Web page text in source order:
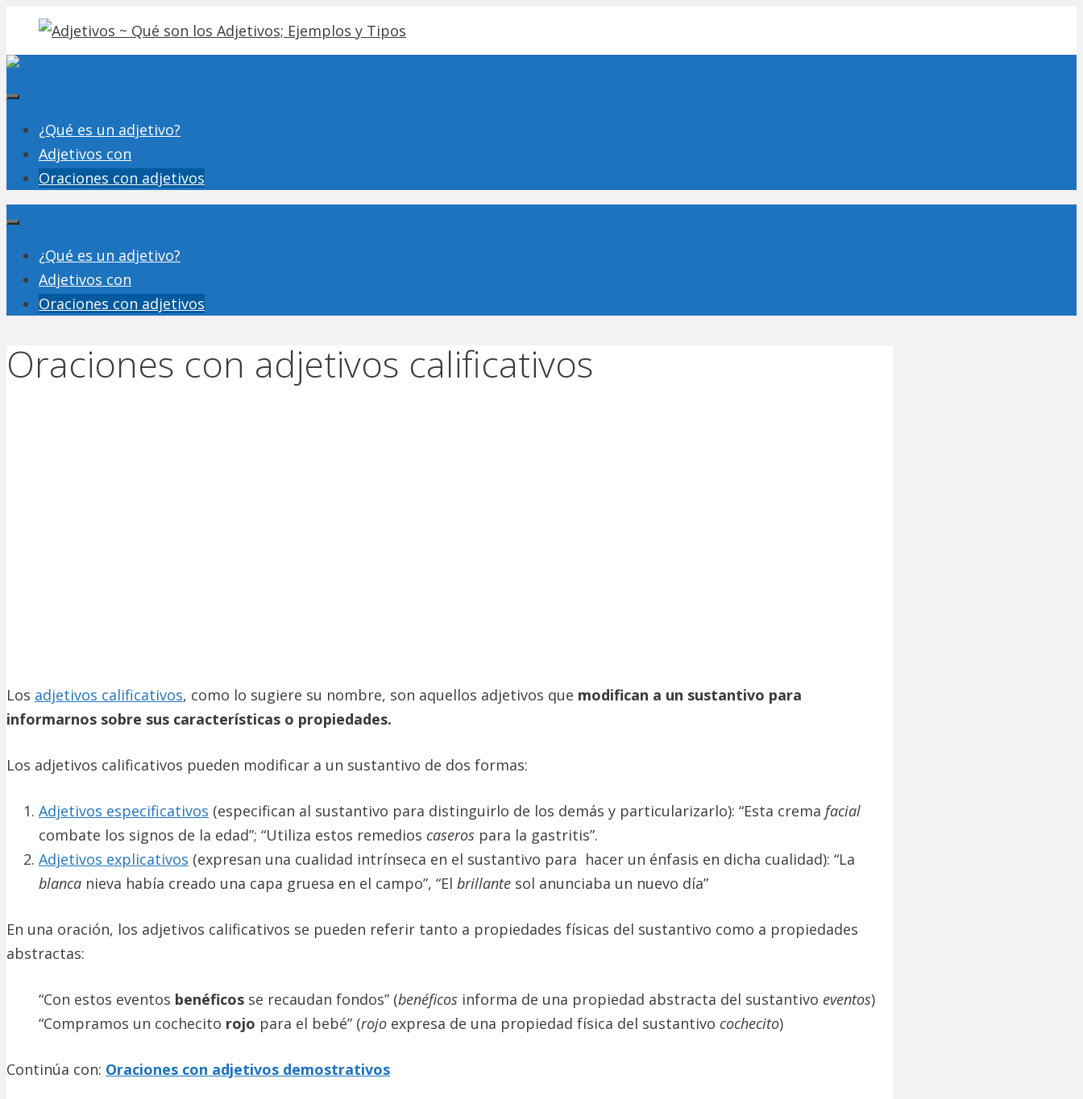
Saltar
contenido
Menu
¿Qué es un adjetivo?
Adjetivos con
Oraciones con adjetivos
Menú
¿Qué es un adjetivo?
Adjetivos con
Oraciones con adjetivos
Oraciones con adjetivos calificativos
Los adjetivos calificativos, como lo sugiere su nombre, son aquellos adjetivos que modifican a un sustantivo para
informarnos sobre sus características o propiedades.
Los adjetivos calificativos pueden modificar a un sustantivo de dos formas:
Adjetivos especificativos (especifican al sustantivo para distinguirlo de los demás y particularizarlo): “Esta crema facial
combate los signos de la edad”; “Utiliza estos remedios caseros para la gastritis”.
Adjetivos explicativos (expresan una cualidad intrínseca en el sustantivo para hacer un énfasis en dicha cualidad): “La
blanca nieva había creado una capa gruesa en el campo”, “El brillante sol anunciaba un nuevo día”
En una oración, los adjetivos calificativos se pueden referir tanto a propiedades físicas del sustantivo como a propiedades
abstractas:
“Con estos eventos benéficos se recaudan fondos” (benéficos informa de una propiedad abstracta del sustantivo eventos)
“Compramos un cochecito rojo para el bebé” (rojo expresa de una propiedad física del sustantivo cochecito)
Continúa con: Oraciones con adjetivos demostrativos